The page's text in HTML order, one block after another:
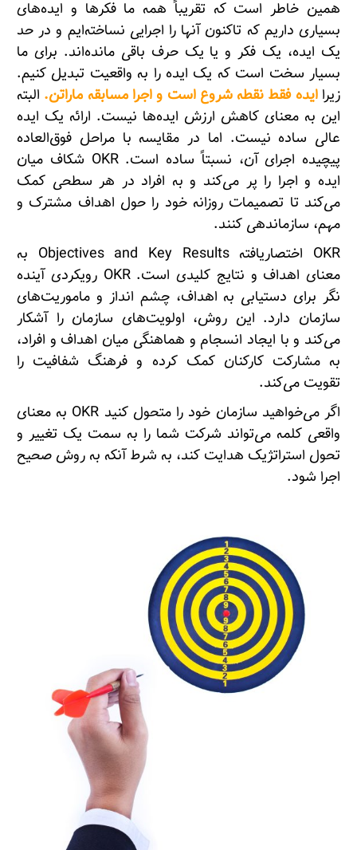
همین خاطر است که تقریباً همه ما فکرها و ایده‌های
بسیاری داریم که تاکنون آنها را اجرایی نساخته‌ایم و در حد
یک ایده، یک فکر و یا یک حرف باقی مانده‌اند. برای ما
بسیار سخت است که یک ایده را به واقعیت تبدیل کنیم.
زیراایده فقط نقطه شروع است و اجرا مسابقه ماراتن. البته
این به معنای کاهش ارزش ایده‌ها نیست. ارائه یک ایده
عالی ساده نیست. اما در مقایسه با مراحل فوق‌العاده
پیچیده اجرای آن، نسبتاً ساده است. OKR شکاف میان
ایده و اجرا را پر می‌کند و به افراد در هر سطحی کمک
می‌کند تا تصمیمات روزانه خود را حول اهداف مشترک و
مهم، سازماندهی کنند.
OKR اختصاریافته Objectives and Key Results به
معنای اهداف و نتایج کلیدی است. OKR رویکردی آینده
نگر برای دستیابی به اهداف، چشم انداز و ماموریت‌های
سازمان دارد. این روش، اولویت‌های سازمان را آشکار
می‌کند و با ایجاد انسجام و هماهنگی میان اهداف و افراد،
به مشارکت کارکنان کمک کرده و فرهنگ شفافیت را
تقویت می‌کند.
اگر می‌خواهید سازمان خود را متحول کنید OKR به معنای
واقعی کلمه می‌تواند شرکت شما را به سمت یک تغییر و
تحول استراتژیک هدایت کند، به شرط آنکه به روش صحیح
اجرا شود.